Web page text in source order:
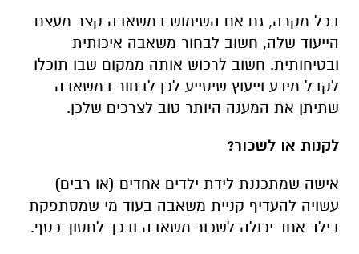
בכל מקרה, גם אם השימוש במשאבה קצר מעצם
הייעוד שלה, חשוב לבחור משאבה איכותית
ובטיחותית. חשוב לרכוש אותה ממקום שבו תוכלו
לקבל מידע וייעוץ שיסייע לכן לבחור במשאבה
שתיתן את המענה היותר טוב לצרכים שלכן.
לקנות או לשכור?
אישה שמתכננת לידת ילדים אחדים (או רבים)
עשויה להעדיף קניית משאבה בעוד מי שמסתפקת
בילד אחד יכולה לשכור משאבה ובכך לחסוך כסף.